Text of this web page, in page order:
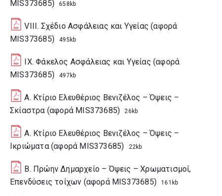
MIS373685)
658kb
VIII. Σχέδιο Ασφάλειας και Υγείας (αφορά
MIS373685)
495kb
IX. Φάκελος Ασφάλειας και Υγείας (αφορά
MIS373685)
497kb
Α. Κτίριο Ελευθέριος Βενιζέλος – Όψεις –
Σκίαστρα (αφορά MIS373685)
26kb
Α. Κτίριο Ελευθέριος Βενιζέλος – Όψεις –
Ικριώματα (αφορά MIS373685)
22kb
B. Πρώην Δημαρχείο – Όψεις – Χρωματισμοί,
Επενδύσεις τοίχων (αφορά MIS373685)
161kb